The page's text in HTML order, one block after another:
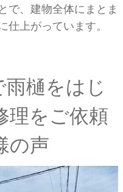
で、建物全体にまとま
仕上がっています。
樋をはじ
理をご依頼
の声